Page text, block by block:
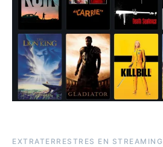
EXTRATERRESTRES EN STREAMING